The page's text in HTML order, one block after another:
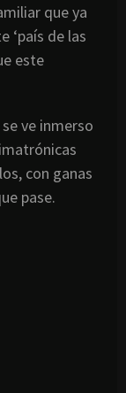
que ya
‘país de las
este
ve inmerso
con ganas
pase.